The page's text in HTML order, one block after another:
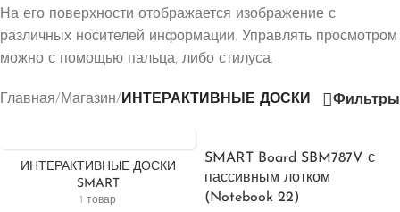
На его поверхности отображается изображение с
различных носителей информации. Управлять просмотром
можно с помощью пальца, либо стилуса.
Главная/ Магазин/ ИНТЕРАКТИВНЫЕ ДОСКИ Фильтры
ИНТЕРАКТИВНЫЕ ДОСКИ
SMART
1 товар
SMART Board SBM787V с
пассивным лотком
(Notebook 22)